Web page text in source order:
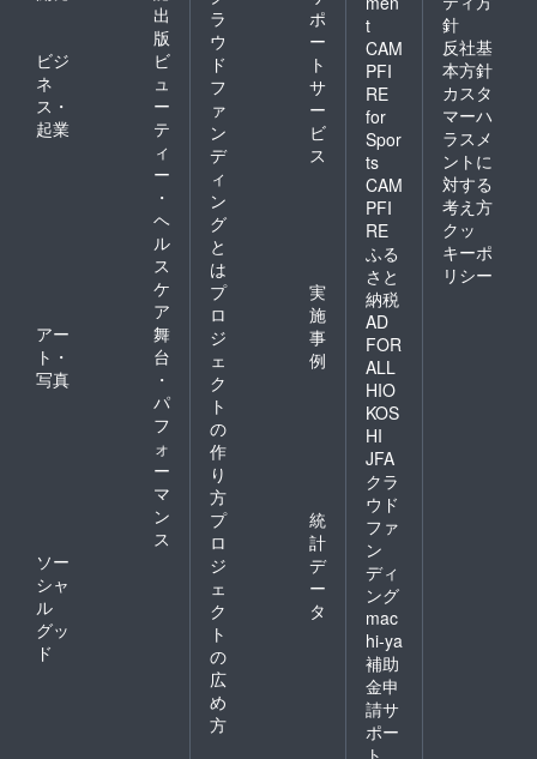
出
版
ビジ
ネ
ス・
起業
ビ
ュ
ー
テ
ィ
ー
・
ヘ
ル
ス
ケ
ア
アー
ト・
写真
舞
台
・
パ
フ
ォ
ー
マ
ン
ス
ソー
シャ
ル
グッ
ド
ラ
ウ
ド
フ
ァ
ン
デ
ィ
ン
グ
と
は
ポ
ー
ト
サ
ー
ビ
ス
プ
ロ
ジ
ェ
ク
ト
の
作
り
方
実
施
事
例
プ
ロ
ジ
ェ
ク
ト
の
広
め
方
統
計
デ
ー
タ
t
CAM
PFI
RE
for
Spor
ts
CAM
PFI
RE
ふる
さと
納税
AD
FOR
ALL
HIO
KOS
HI
JFA
クラ
ウド
ファ
ン
ディ
ング
mac
hi-ya
補助
金申
請サ
ポー
ト
針
反社基
本方針
カスタ
マーハ
ラスメ
ントに
対する
考え方
クッ
キーポ
リシー